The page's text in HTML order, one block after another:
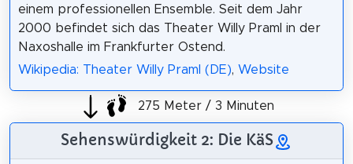
einem professionellen Ensemble. Seit dem Jahr
2000 befindet sich das Theater Willy Praml in der
Naxoshalle im Frankfurter Ostend.
Wikipedia: Theater Willy Praml (DE), Website
275 Meter / 3 Minuten
Sehenswürdigkeit 2: Die KäS